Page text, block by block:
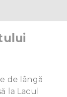
de lângă
la Lacul